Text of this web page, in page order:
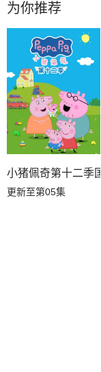
第06集
第03集
为你推荐
小猪佩奇第十二季
更新至第05集